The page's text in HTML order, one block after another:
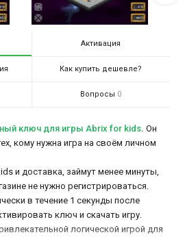
Активация
Как купить дешевле?
Вопросы 0
ключ для игры Abrix for kids. Он
кому нужна игра на своём личном
и доставка, займут менее минуты,
не нужно регистрироваться.
в течение 1 секунды после
ключ и скачать игру.
логической игрой для